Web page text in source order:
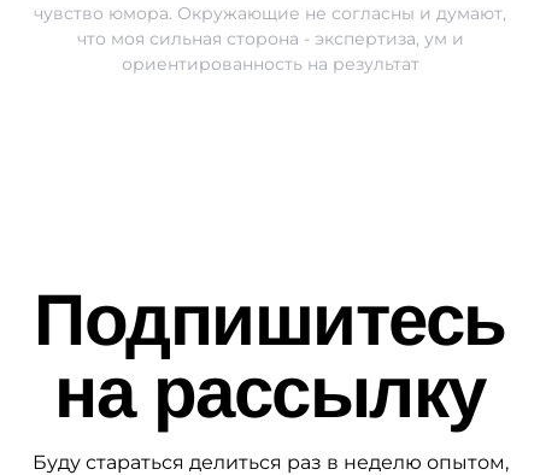
чувство юмора. Окружающие не согласны и думают,
что моя сильная сторона - экспертиза, ум и
ориентированность на результат
Подпишитесь
на рассылку
Буду стараться делиться раз в неделю опытом,